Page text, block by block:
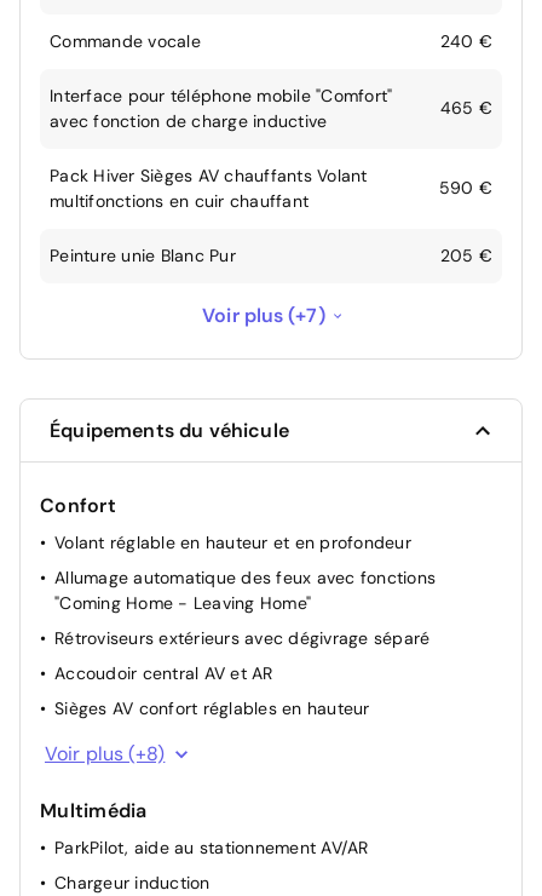
Commande vocale 240 €
Interface pour téléphone mobile "Comfort"
avec fonction de charge inductive
465 €
Pack Hiver Sièges AV chauffants Volant
multifonctions en cuir chauffant
590 €
Peinture unie Blanc Pur 205 €
Sans assistance : pas d'accès au service de
la marque
Sans capteur de pluie avec essuie-glace
automatique
-200 €
Sans climatiseur "Air Care Climatronic" 3 zones
et filtre anti-allergène et éléments de
commandes à l'AR
Sans rétroviseur intérieur à réglage jour/nuit
Sans rétroviseurs extérieurs rabattables
électriquement
Sans side Assist (assistance changement de
Système Navigation & Infotainment "Discover
Voir plus (+7)
Équipements du véhicule
Confort
Volant réglable en hauteur et en profondeur
Allumage automatique des feux avec fonctions
"Coming Home - Leaving Home"
Rétroviseurs extérieurs avec dégivrage séparé
Accoudoir central AV et AR
Sièges AV confort réglables en hauteur
Vitres AV/AR électriques
Banquette AR rabattable 2/3-1/3 avec trappe à skis
Régulateur de vitesse adaptatif et prédictif ACC avec
limiteur de vitesse
Voir plus (+8)
Multimédia
ParkPilot, aide au stationnement AV/AR
Chargeur induction